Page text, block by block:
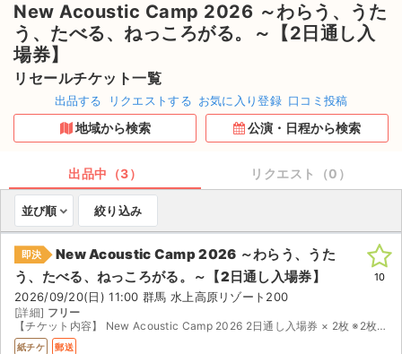
値下げしたチケット
都道府県からチケットを探す
もうすぐ開催のチケット
チケットのリクエスト一覧
取扱チケット
ライブ・コンサート（国内）
ライブ・コンサート（海外）
イベント
スポーツ
New Acoustic Camp 2026 ～わらう、うた
う、たべる、ねっころがる。～【2日通し入
場券】
リセールチケット一覧
出品する リクエストする お気に入り登録 口コミ投稿
地域から検索 公演・日程から検索
出品中（3） リクエスト（0）
並び順 絞り込み
即決
New Acoustic Camp 2026 ～わらう、うた
う、たべる、ねっころがる。～【2日通し入場券】
2026/09/20(日) 11:00 群馬 水上高原リゾート200
[詳細] フリー
【チケット内容】 New Acoustic Camp 2026 2日通し入場券 × 2枚 ※2枚必要なところ誤って4枚購入してしまい、残り2枚をお譲りいたします。 定価2,4000円/1...
紙チケ 郵送
10